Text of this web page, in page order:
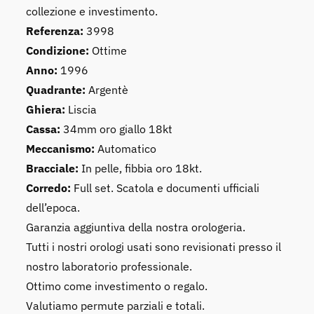
collezione e investimento.
Referenza: 3998
Condizione: Ottime
Anno: 1996
Quadrante:Argentè
Ghiera: Liscia
Cassa: 34mm oro giallo 18kt
Meccanismo:Automatico
Bracciale: In pelle, fibbia oro 18kt.
Corredo: Full set. Scatola e documenti ufficiali
dell’epoca.
Garanzia aggiuntiva della nostra orologeria.
Tutti i nostri orologi usati sono revisionati presso il
nostro laboratorio professionale.
Ottimo come investimento o regalo.
Valutiamo permute parziali e totali.